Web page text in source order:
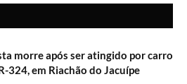
morre após ser atingido por carro
324, em Riachão do Jacuípe